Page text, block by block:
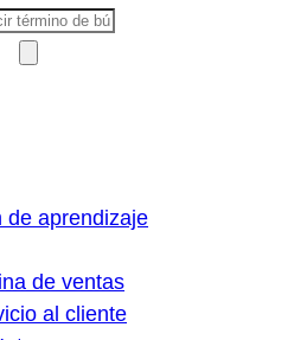
de aprendizaje
de ventas
al cliente